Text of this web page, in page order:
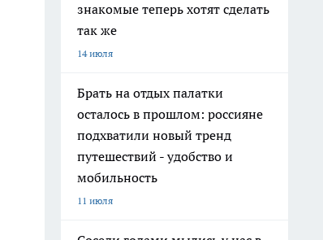
знакомые теперь хотят сделать
так же
14 июля
Брать на отдых палатки
осталось в прошлом: россияне
подхватили новый тренд
путешествий - удобство и
мобильность
11 июля